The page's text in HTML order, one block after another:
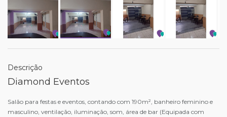
Descrição
Diamond Eventos
Salão para festas e eventos, contando com 190m², banheiro feminino e
masculino, ventilação, iluminação, som, área de bar (Equipada com